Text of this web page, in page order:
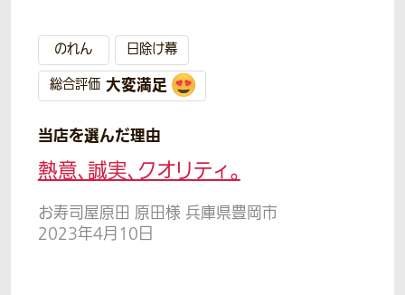
のれん
日除け幕
総合評価 大変満足
当店を選んだ理由
熱意、誠実、クオリティ。
お寿司屋原田 原田様 兵庫県豊岡市
2023年4月10日